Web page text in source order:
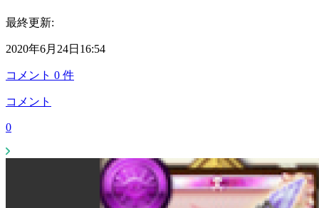
最終更新:
2020年6月24日16:54
コメント 0 件
コメント
0